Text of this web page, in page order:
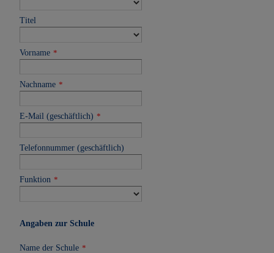
Titel
Vorname *
Nachname *
E-Mail (geschäftlich) *
Telefonnummer (geschäftlich)
Funktion *
Angaben zur Schule
Name der Schule *